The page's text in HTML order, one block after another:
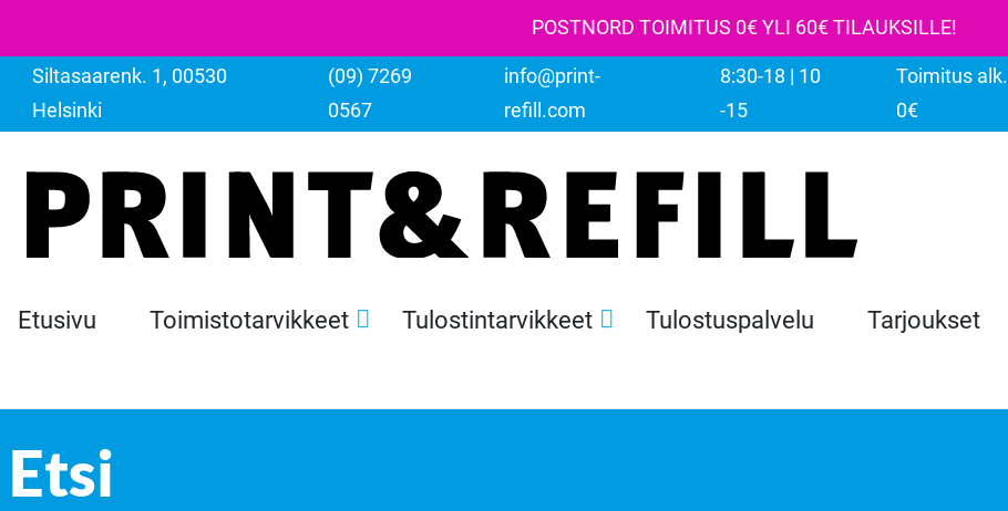
POSTNORD TOIMITUS 0€ YLI 60€ TILAUKSILLE!
Siltasaarenk. 1, 00530
Helsinki
(09) 7269
0567
info@print-
refill.com
8:30-18 | 10
-15
Toimitus alk.
0€
Etusivu Toimistotarvikkeet Tulostintarvikkeet Tulostuspalvelu Tarjoukset
Etsi